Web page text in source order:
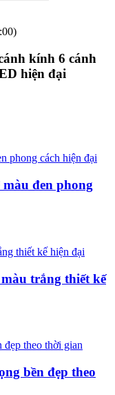
kính 6 cánh
hiện đại
đen phong
trắng thiết kế
bền đẹp theo